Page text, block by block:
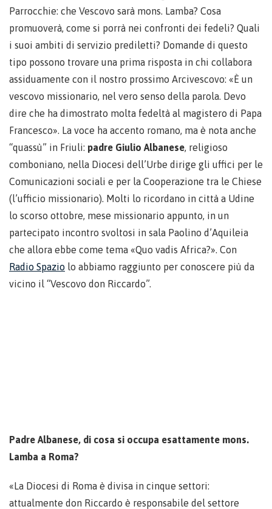
Parrocchie: che Vescovo sarà mons. Lamba? Cosa
promuoverà, come si porrà nei confronti dei fedeli? Quali
i suoi ambiti di servizio prediletti? Domande di questo
tipo possono trovare una prima risposta in chi collabora
assiduamente con il nostro prossimo Arcivescovo: «È un
vescovo missionario, nel vero senso della parola. Devo
dire che ha dimostrato molta fedeltà al magistero di Papa
Francesco». La voce ha accento romano, ma è nota anche
“quassù” in Friuli: padre Giulio Albanese, religioso
comboniano, nella Diocesi dell’Urbe dirige gli uffici per le
Comunicazioni sociali e per la Cooperazione tra le Chiese
(l’ufficio missionario). Molti lo ricordano in città a Udine
lo scorso ottobre, mese missionario appunto, in un
partecipato incontro svoltosi in sala Paolino d’Aquileia
che allora ebbe come tema «Quo vadis Africa?». Con
Radio Spazio lo abbiamo raggiunto per conoscere più da
vicino il “Vescovo don Riccardo”.
Padre Albanese, di cosa si occupa esattamente mons.
Lamba a Roma?
«La Diocesi di Roma è divisa in cinque settori:
attualmente don Riccardo è responsabile del settore